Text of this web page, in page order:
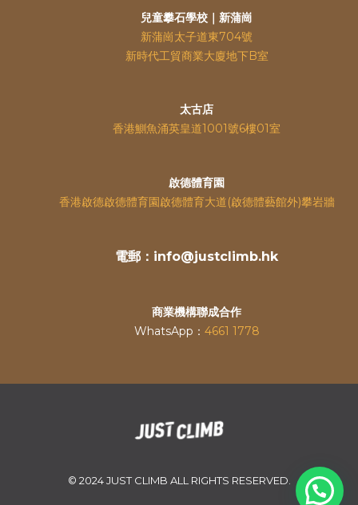
兒童攀石學校｜新蒲崗
新蒲崗太子道東704號
新時代工貿商業大廈地下B室
太古店
香港鰂魚涌英皇道1001號6樓01室
啟德體育園
香港啟德啟德體育園啟德體育大道(啟德體藝館外)攀岩牆
電郵：info@justclimb.hk
商業機構聯成合作
WhatsApp： 4661 1778
© 2024 JUST CLIMB ALL RIGHTS RESERVED.